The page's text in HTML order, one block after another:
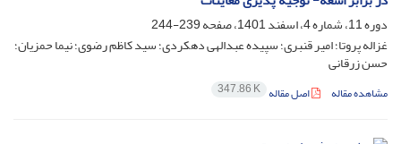
دوره 11، شماره 4، اسفند 1401، صفحه
239-244
غزاله پروتا؛ امیر قنبری؛ سپیده عبدالهی دهکردی؛ سید کاظم رضوی؛ نیما حمزیان؛
حسن زرقانی
مشاهده مقاله اصل مقاله 347.86 K